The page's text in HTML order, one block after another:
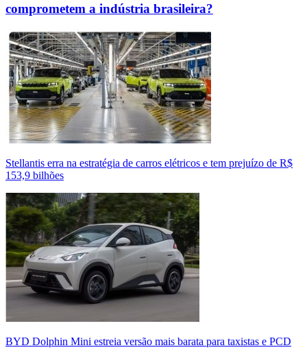
comprometem a indústria brasileira?
Stellantis erra na estratégia de carros elétricos e tem prejuízo de R$
153,9 bilhões
BYD Dolphin Mini estreia versão mais barata para taxistas e PCD